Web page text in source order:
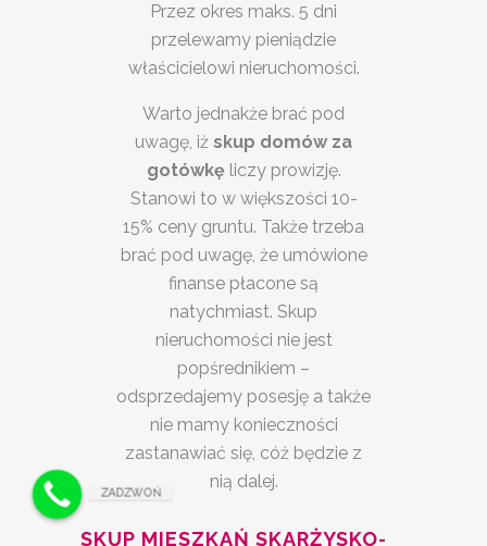
Przez okres maks. 5 dni
przelewamy pieniądzie
właścicielowi nieruchomości.
Warto jednakże brać pod
uwagę, iż skup domów za
gotówkęliczy prowizję.
Stanowi to w większości 10-
15% ceny gruntu. Także trzeba
brać pod uwagę, że umówione
finanse płacone są
natychmiast. Skup
nieruchomości nie jest
popśrednikiem –
odsprzedajemy posesję a także
nie mamy konieczności
zastanawiać się, cóż będzie z
nią dalej.
SKUP MIESZKAŃ SKARŻYSKO-
ZADZWOŃ